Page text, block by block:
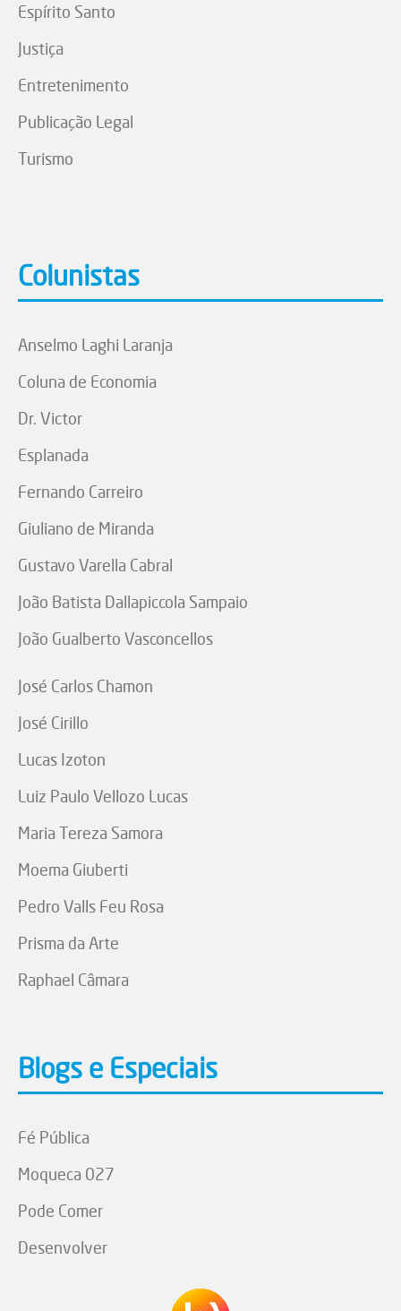
Espírito Santo
Justiça
Entretenimento
Publicação Legal
Turismo
Colunistas
Anselmo Laghi Laranja
Coluna de Economia
Dr. Victor
Esplanada
Fernando Carreiro
Giuliano de Miranda
Gustavo Varella Cabral
João Batista Dallapiccola Sampaio
João Gualberto Vasconcellos
José Carlos Chamon
José Cirillo
Lucas Izoton
Luiz Paulo Vellozo Lucas
Maria Tereza Samora
Moema Giuberti
Pedro Valls Feu Rosa
Prisma da Arte
Raphael Câmara
Blogs e Especiais
Fé Pública
Moqueca 027
Pode Comer
Desenvolver